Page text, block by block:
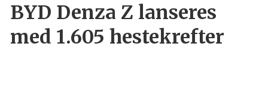
BYD Denza Z lanseres
med 1.605 hestekrefter